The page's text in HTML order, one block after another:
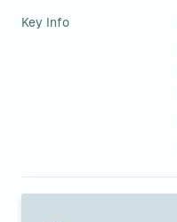
Key Info